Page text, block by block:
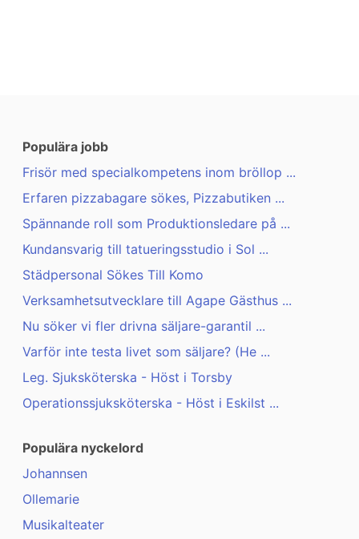
Populära jobb
Frisör med specialkompetens inom bröllop ...
Erfaren pizzabagare sökes, Pizzabutiken ...
Spännande roll som Produktionsledare på ...
Kundansvarig till tatueringsstudio i Sol ...
Städpersonal Sökes Till Komo
Verksamhetsutvecklare till Agape Gästhus ...
Nu söker vi fler drivna säljare-garantil ...
Varför inte testa livet som säljare? (He ...
Leg. Sjuksköterska - Höst i Torsby
Operationssjuksköterska - Höst i Eskilst ...
Populära nyckelord
Johannsen
Ollemarie
Musikalteater